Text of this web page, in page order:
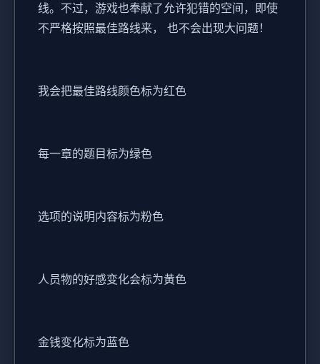
线。不过，游戏也奉献了允许犯错的空间，即使
不严格按照最佳路线来， 也不会出现大问题！
我会把最佳路线颜色标为红色
每一章的题目标为绿色
选项的说明内容标为粉色
人员物的好感变化会标为黄色
金钱变化标为蓝色